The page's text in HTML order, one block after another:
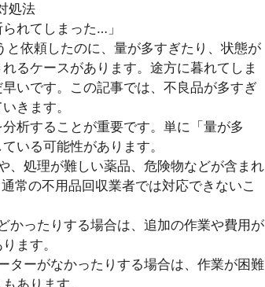
処法
れてしまった…」
依頼したのに、量が多すぎたり、状態が
るケースがあります。途方に暮れてしま
いです。この記事では、不良品が多すぎ
きます。
析することが重要です。単に「量が多
いる可能性があります。
処理が難しい薬品、危険物などが含まれ
常の不用品回収業者では対応できないこ
ったりする場合は、追加の作業や費用が
ます。
ーがなかったりする場合は、作業が困難